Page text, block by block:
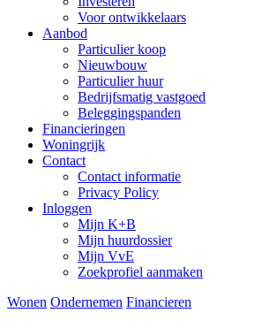
Voor ontwikkelaars
Aanbod
Particulier koop
Nieuwbouw
Particulier huur
Bedrijfsmatig vastgoed
Beleggingspanden
Financieringen
Woningrijk
Contact
Contact informatie
Privacy Policy
Inloggen
Mijn K+B
Mijn huurdossier
Mijn VvE
Zoekprofiel aanmaken
Wonen Ondernemen Financieren